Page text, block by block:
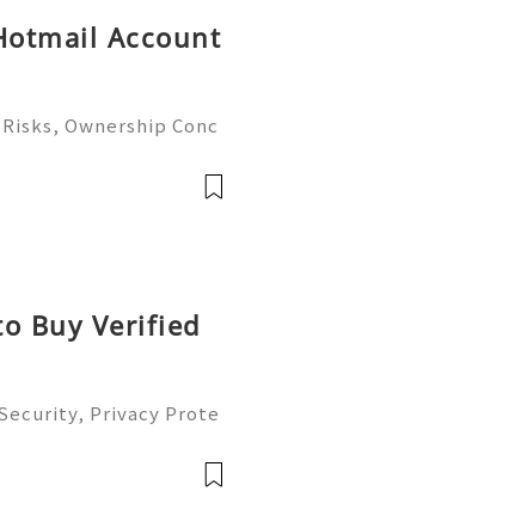
Account
Ownership Conc
Telegram: @get
Buy Verified
Privacy Prote
Support 💫💎💲💫